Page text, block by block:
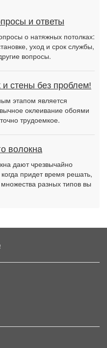
и ответы
о натяжных потолках:
уход и срок службы,
вопросы.
стены без проблем!
этапом является
оклеивание обоями
трудоемкое.
волокна
дают чрезвычайно
придет время решать,
разных типов вы